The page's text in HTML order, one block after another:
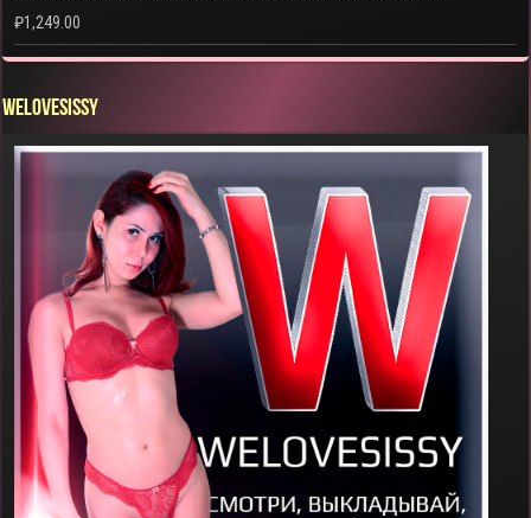
₽1,249.00
WELOVESISSY